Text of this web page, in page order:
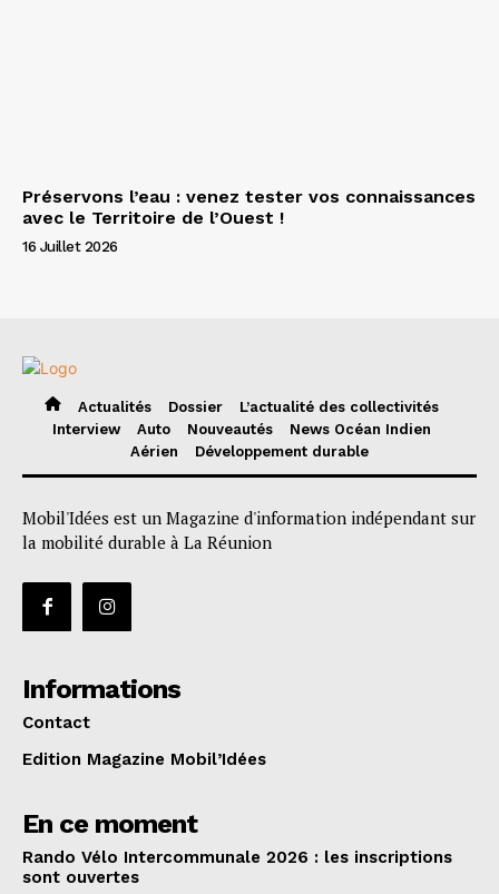
Préservons l’eau : venez tester vos connaissances
avec le Territoire de l’Ouest !
16 Juillet 2026
Actualités Dossier
L’actualité des collectivités
Interview
Auto Nouveautés
News Océan Indien
Aérien
Développement durable
Mobil'Idées est un Magazine d'information indépendant sur
la mobilité durable à La Réunion
Informations
Contact
Edition Magazine Mobil’Idées
En ce moment
Rando Vélo Intercommunale 2026 : les inscriptions
sont ouvertes